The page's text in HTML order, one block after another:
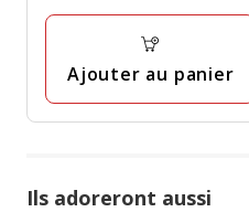
Ajouter au panier
Ils adoreront aussi